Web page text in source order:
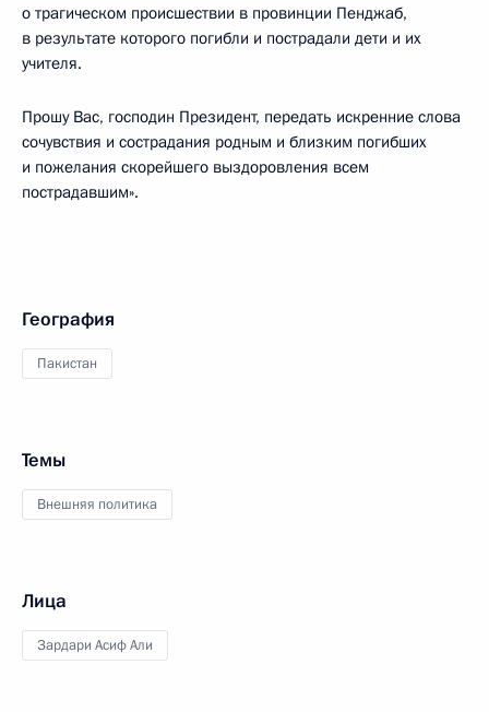
о трагическом происшествии в провинции Пенджаб,
в результате которого погибли и пострадали дети и их
учителя.
Прошу Вас, господин Президент, передать искренние слова
сочувствия и сострадания родным и близким погибших
и пожелания скорейшего выздоровления всем
пострадавшим».
География
Пакистан
Темы
Внешняя политика
Лица
Зардари Асиф Али